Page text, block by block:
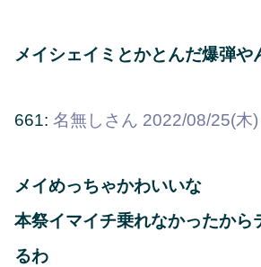
メイシェイミとかとんだ爆弾や
661: 名無しさん 2022/08/25(木
メイめっちゃかわいいな
本祭イマイチ乗れなかったから
るわ